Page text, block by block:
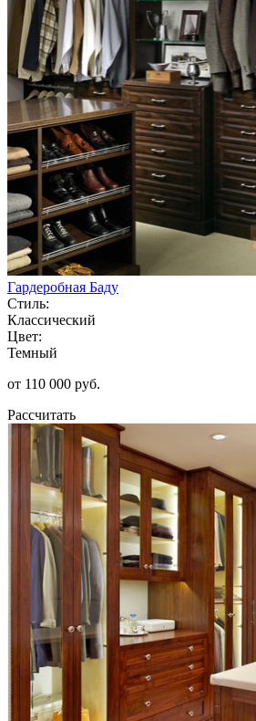
Гардеробная Баду
Стиль:
Классический
Цвет:
Темный
от 110 000 руб.
Рассчитать